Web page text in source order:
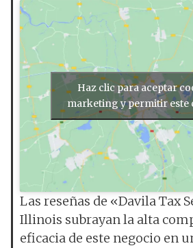
Haz clic para aceptar
marketing y permitir este
Las reseñas de «Davila Tax
Illinois subrayan la alta
eficacia de este negocio en